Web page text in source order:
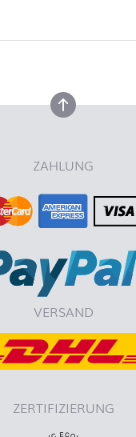
nach oben
ZAHLUNG
VERSAND
ZERTIFIZIERUNG